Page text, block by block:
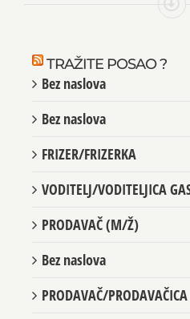
TRAŽITE POSAO ?
Bez naslova
Bez naslova
FRIZER/FRIZERKA
VODITELJ/VODITELJICA
PRODAVAČ (M/Ž)
Bez naslova
PRODAVAČ/PRODAVAČICA